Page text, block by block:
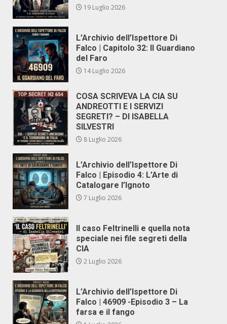
19 Luglio 2026
L’Archivio dell’Ispettore Di
Falco | Capitolo 32: Il Guardiano
del Faro
14 Luglio 2026
COSA SCRIVEVA LA CIA SU
ANDREOTTI E I SERVIZI
SEGRETI? – DI ISABELLA
SILVESTRI
8 Luglio 2026
L’Archivio dell’Ispettore Di
Falco | Episodio 4: L’Arte di
Catalogare l’Ignoto
7 Luglio 2026
Il caso Feltrinelli e quella nota
speciale nei file segreti della
CIA
2 Luglio 2026
L’Archivio dell’Ispettore Di
Falco | 46909 -Episodio 3 – La
farsa e il fango